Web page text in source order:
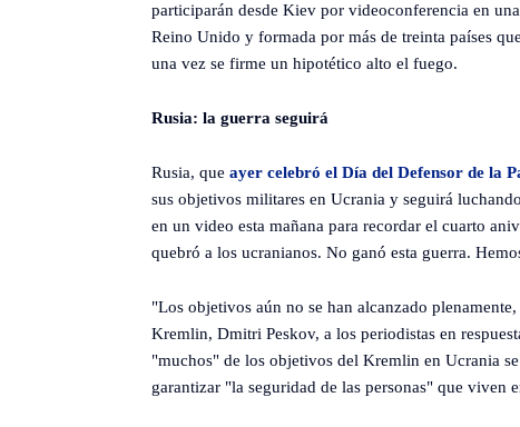
participarán desde Kiev por videoconferencia en
Reino Unido y formada por más de treinta países
una vez se firme un hipotético alto el fuego.
Rusia: la guerra seguirá
Rusia, que ayer celebró el Día del Defensor de la
sus objetivos militares en Ucrania y seguirá
en un video esta mañana para recordar el cuarto
quebró a los ucranianos. No ganó esta guerra.
"Los objetivos aún no se han alcanzado
Kremlin, Dmitri Peskov, a los periodistas en
"muchos" de los objetivos del Kremlin en Ucrania
garantizar "la seguridad de las personas" que viven